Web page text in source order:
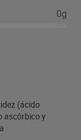
0g
(ácido
ascórbico y